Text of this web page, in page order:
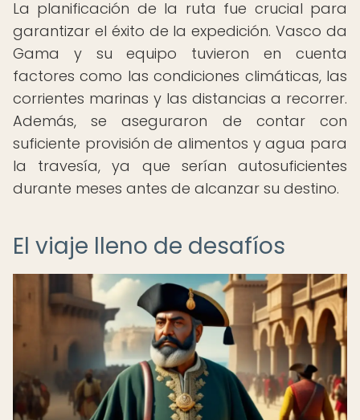
La planificación de la ruta fue crucial para
garantizar el éxito de la expedición. Vasco da
Gama y su equipo tuvieron en cuenta
factores como las condiciones climáticas, las
corrientes marinas y las distancias a recorrer.
Además, se aseguraron de contar con
suficiente provisión de alimentos y agua para
la travesía, ya que serían autosuficientes
durante meses antes de alcanzar su destino.
El viaje lleno de desafíos